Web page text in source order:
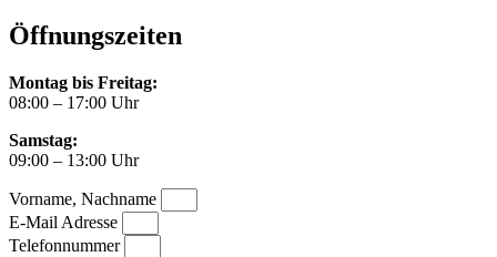
Öffnungszeiten
Montag bis Freitag:
08:00 – 17:00 Uhr
Samstag:
09:00 – 13:00 Uhr
Vorname, Nachname
E-Mail Adresse
Telefonnummer